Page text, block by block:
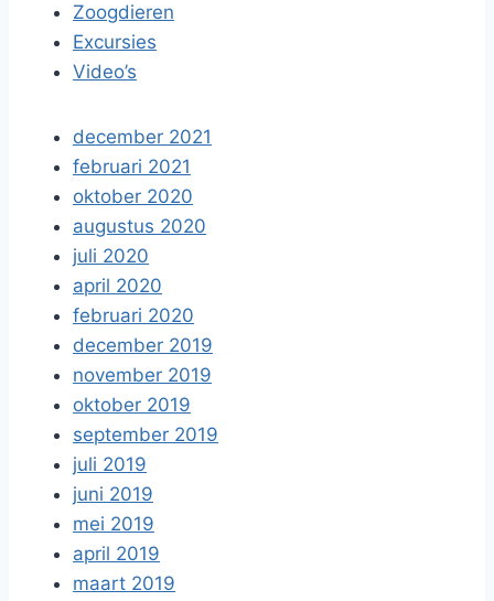
Zoogdieren
Excursies
Video’s
december 2021
februari 2021
oktober 2020
augustus 2020
juli 2020
april 2020
februari 2020
december 2019
november 2019
oktober 2019
september 2019
juli 2019
juni 2019
mei 2019
april 2019
maart 2019